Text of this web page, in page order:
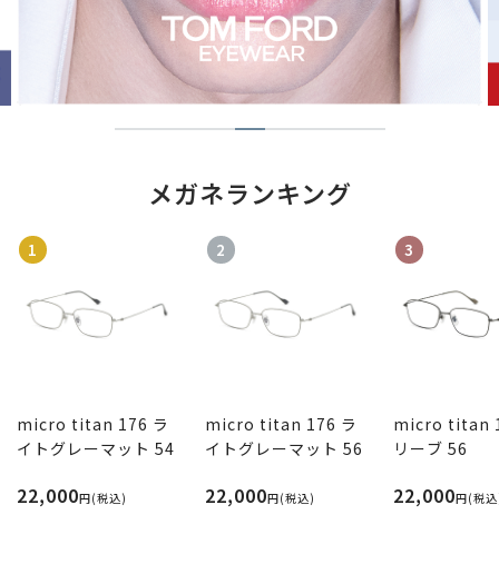
メガネランキング
1
micro titan 176 ラ
イトグレーマット 54
22,000円(税込)
2
micro titan 176 ラ
イトグレーマット 56
22,000円(税込)
3
micro titan
リーブ 56
22,000円(税